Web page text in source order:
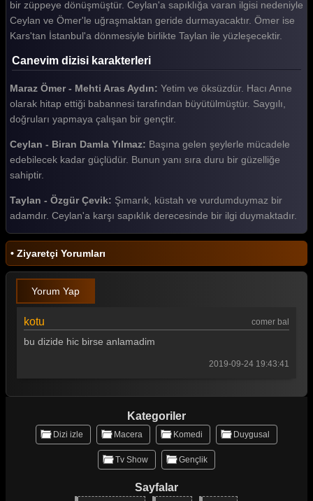
bir züppeye dönüşmüştür. Ceylan'a sapıklığa varan ilgisi nedeniyle
Ceylan ve Ömer'le uğraşmaktan geride durmayacaktır. Ömer ise
Kars'tan İstanbul'a dönmesiyle birlikte Taylan ile yüzleşecektir.
Canevim dizisi karakterleri
Maraz Ömer - Mehti Aras Aydın: Yetim ve öksüzdür. Hacı Anne
olarak hitap ettiği babannesi tarafından büyütülmüştür. Saygılı,
doğruları yapmaya çalışan bir gençtir.
Ceylan - Biran Damla Yılmaz: Başına gelen şeylerle mücadele
edebilecek kadar güçlüdür. Bunun yanı sıra duru bir güzelliğe
sahiptir.
Taylan - Özgür Çevik: Şımarık, küstah ve vurdumduymaz bir
adamdır. Ceylan'a karşı sapıklık derecesinde bir ilgi duymaktadır.
• Ziyaretçi Yorumları
Yorum Yap
kotu comer bal
bu dizide hic birse anlamadim
2019-09-24 19:43:41
Kategoriler
Dizi izle Macera Komedi Duygusal
Tv Show Gençlik
Sayfalar